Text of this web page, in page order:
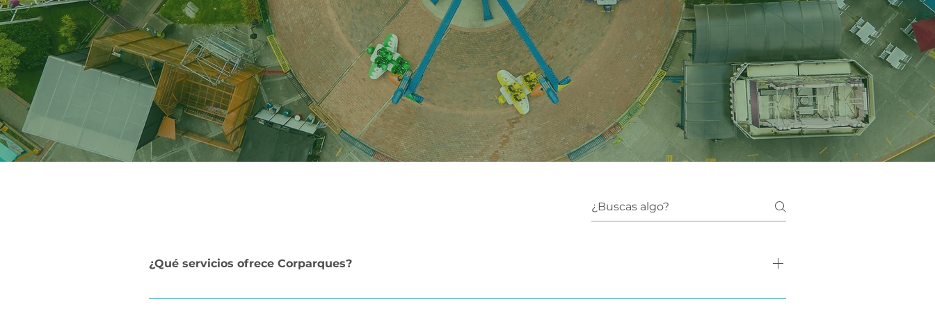
¿Qué servicios ofrece Corparques?
Como propietario del Parque Mundo Aventura y el restaurante temático Arazá, Corparques cuenta con una amplia experiencia en